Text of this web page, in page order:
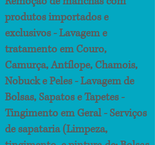
produtos importados e
exclusivos - Lavagem e
tratamento em Couro,
Camurça, Antílope, Chamois,
Nobuck e Peles - Lavagem de
Bolsas, Sapatos e Tapetes -
Tingimento em Geral -Serviços
de sapataria (Limpeza,